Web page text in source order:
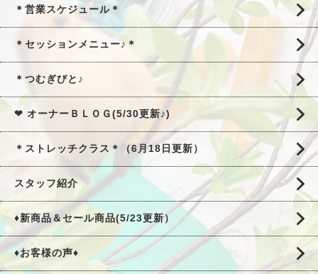
＊営業スケジュール＊
＊セッションメニュー♪＊
＊つむぎびと♪
❤ オーナーＢＬＯＧ(5/30更新♪)
＊ストレッチクラス＊（6月18日更新）
スタッフ紹介
♦新商品＆セール商品(5/23更新）
♦お客様の声♦